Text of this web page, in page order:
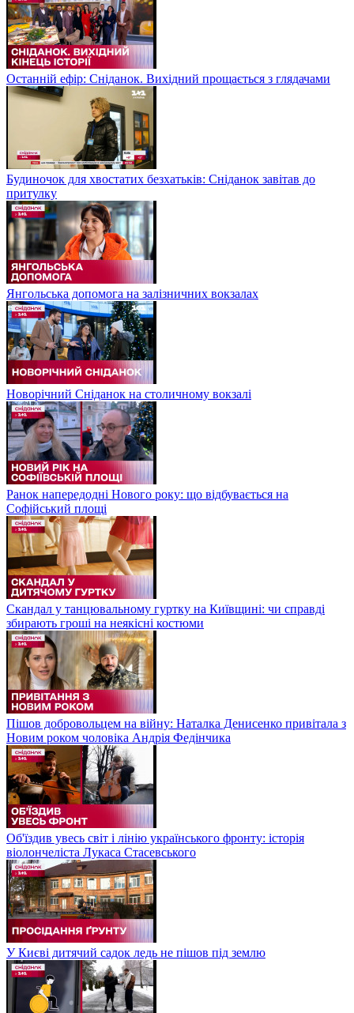
Останній ефір: Сніданок. Вихідний прощається з глядачами
Будиночок для хвостатих безхатьків: Сніданок завітав до
притулку
Янгольська допомога на залізничних вокзалах
Новорічний Сніданок на столичному вокзалі
Ранок напередодні Нового року: що відбувається на
Софійський площі
Скандал у танцювальному гуртку на Київщині: чи справді
збирають гроші на неякісні костюми
Пішов добровольцем на війну: Наталка Денисенко привітала з
Новим роком чоловіка Андрія Федінчика
Об'їздив увесь світ і лінію українського фронту: історія
віолончеліста Лукаса Стасевського
У Києві дитячий садок ледь не пішов під землю